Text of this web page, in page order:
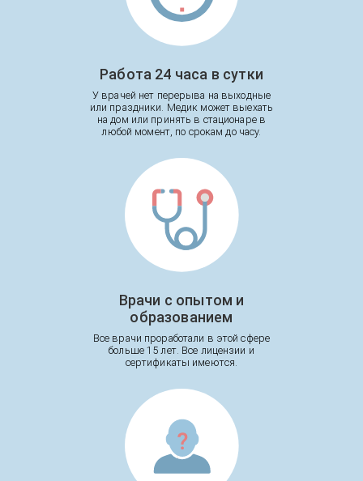
Работа 24 часа в сутки
У врачей нет перерыва на выходные
или праздники. Медик может выехать
на дом или принять в стационаре в
любой момент, по срокам до часу.
Врачи с опытом и
образованием
Все врачи проработали в этой сфере
больше 15 лет. Все лицензии и
сертификаты имеются.